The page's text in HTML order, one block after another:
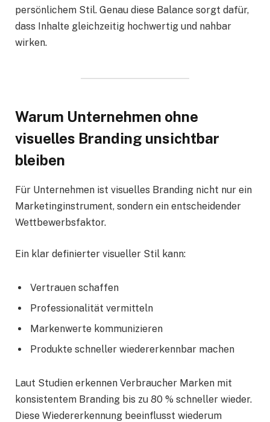
persönlichem Stil. Genau diese Balance sorgt dafür,
dass Inhalte gleichzeitig hochwertig und nahbar
wirken.
Warum Unternehmen ohne
visuelles Branding unsichtbar
bleiben
Für Unternehmen ist visuelles Branding nicht nur ein
Marketinginstrument, sondern ein entscheidender
Wettbewerbsfaktor.
Ein klar definierter visueller Stil kann:
Vertrauen schaffen
Professionalität vermitteln
Markenwerte kommunizieren
Produkte schneller wiedererkennbar machen
Laut Studien erkennen Verbraucher Marken mit
konsistentem Branding bis zu 80 % schneller wieder.
Diese Wiedererkennung beeinflusst wiederum